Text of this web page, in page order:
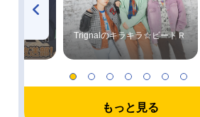
Trignalのキラキラ☆ビートＲ
もっと見る